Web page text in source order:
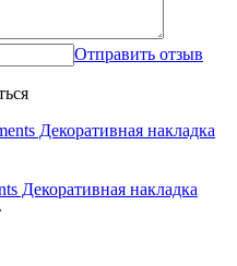
Отправить отзыв
Декоративная накладка